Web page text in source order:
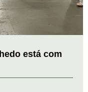
está com